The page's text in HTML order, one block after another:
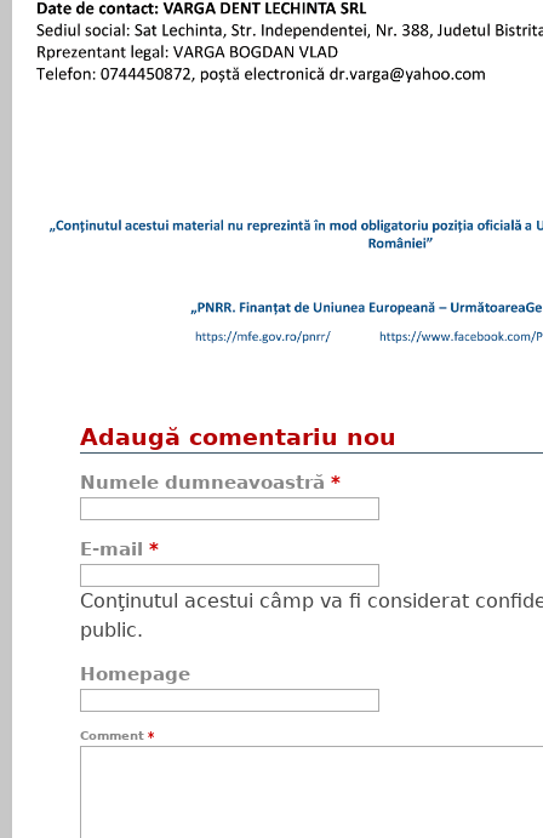
Adaugă comentariu nou
Numele dumneavoastră *
E-mail *
Conţinutul acestui câmp va fi considerat
public.
Homepage
Comment *